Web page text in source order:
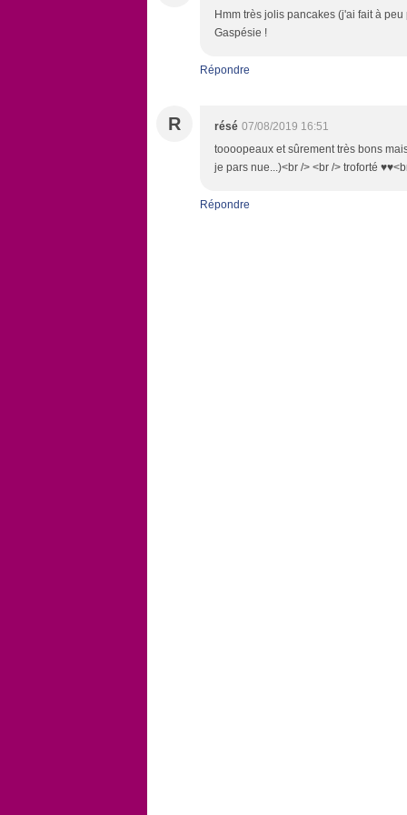
Hmm très jolis pancakes (j'ai fait à
Gaspésie !
Répondre
R résé 07/08/2019 16:51
toooopeaux et sûrement très bons
je pars nue...)<br /> <br /> troforté
Répondre